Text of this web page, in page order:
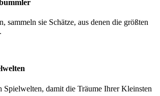
sammeln sie Schätze, aus denen die größten
Spielwelten, damit die Träume Ihrer Kleinsten